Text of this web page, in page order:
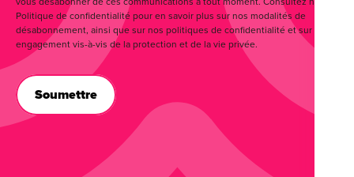
Politique de confidentialité pour en savoir plus sur nos modalités de
désabonnement, ainsi que sur nos politiques de confidentialité et sur notre
engagement vis-à-vis de la protection et de la vie privée.